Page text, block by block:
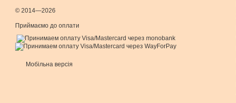
© 2014—2026
Приймаємо до оплати
Мобільна версія